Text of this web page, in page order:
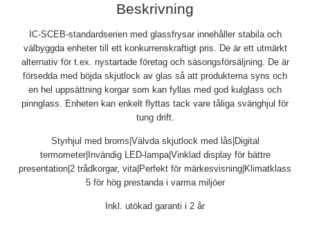
Beskrivning
IC-SCEB-standardserien med glassfrysar innehåller stabila och
välbyggda enheter till ett konkurrenskraftigt pris. De är ett utmärkt
alternativ för t.ex. nystartade företag och säsongsförsäljning. De är
försedda med böjda skjutlock av glas så att produkterna syns och
en hel uppsättning korgar som kan fyllas med god kulglass och
pinnglass. Enheten kan enkelt flyttas tack vare tåliga svänghjul för
tung drift.
Styrhjul med broms|Välvda skjutlock med lås|Digital
termometer|Invändig LED-lampa|Vinklad display för bättre
presentation|2 trådkorgar, vita|Perfekt för märkesvisning|Klimatklass
5 för hög prestanda i varma miljöer
Inkl. utökad garanti i 2 år